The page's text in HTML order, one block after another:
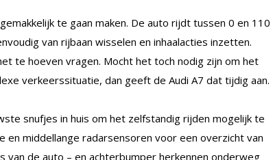
te gaan maken. De auto rijdt tussen 0 en 110
van rijbaan wisselen en inhaalacties inzetten.
te hoeven vragen. Mocht het toch nodig zijn om het
verkeerssituatie, dan geeft de Audi A7 dat tijdig aan.
snufjes in huis om het zelfstandig rijden mogelijk te
en middellange radarsensoren voor een overzicht van
van de auto – en achterbumper herkennen onderweg